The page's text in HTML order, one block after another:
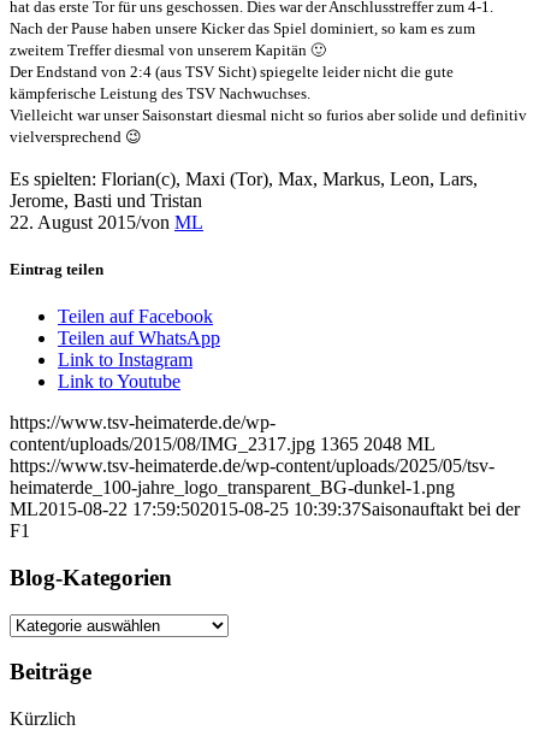
hat das erste Tor für uns geschossen. Dies war der Anschlusstreffer zum 4-1.
Nach der Pause haben unsere Kicker das Spiel dominiert, so kam es zum
zweitem Treffer diesmal von unserem Kapitän 🙂
Der Endstand von 2:4 (aus TSV Sicht) spiegelte leider nicht die gute
kämpferische Leistung des TSV Nachwuchses.
Vielleicht war unser Saisonstart diesmal nicht so furios aber solide und definitiv
vielversprechend 😉
Es spielten: Florian(c), Maxi (Tor), Max, Markus, Leon, Lars,
Jerome, Basti und Tristan
22. August 2015/von ML
Eintrag teilen
Teilen auf Facebook
Teilen auf WhatsApp
Link to Instagram
Link to Youtube
https://www.tsv-heimaterde.de/wp-
content/uploads/2015/08/IMG_2317.jpg 1365 2048 ML
https://www.tsv-heimaterde.de/wp-content/uploads/2025/05/tsv-
heimaterde_100-jahre_logo_transparent_BG-dunkel-1.png
ML2015-08-22 17:59:502015-08-25 10:39:37Saisonauftakt bei der
F1
Blog-Kategorien
Blog-
Beiträge
Kürzlich